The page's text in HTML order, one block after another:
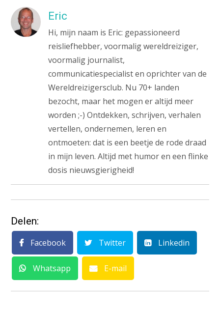
Eric
Hi, mijn naam is Eric: gepassioneerd
reisliefhebber, voormalig wereldreiziger,
voormalig journalist,
communicatiespecialist en oprichter van de
Wereldreizigersclub. Nu 70+ landen
bezocht, maar het mogen er altijd meer
worden ;-) Ontdekken, schrijven, verhalen
vertellen, ondernemen, leren en
ontmoeten: dat is een beetje de rode draad
in mijn leven. Altijd met humor en een flinke
dosis nieuwsgierigheid!
Delen:
Facebook Twitter Linkedin
Whatsapp E-mail